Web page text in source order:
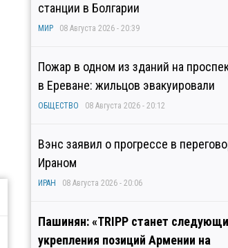
станции в Болгарии
МИР 08 Августа 2026 - 20:39
Пожар в одном из зданий на
в Ереване: жильцов эвакуировали
ОБЩЕСТВО 08 Августа 2026 - 20:12
Вэнс заявил о прогрессе в
Ираном
ИРАН 08 Августа 2026 - 20:06
Пашинян: «TRIPP станет
укрепления позиций Армении на